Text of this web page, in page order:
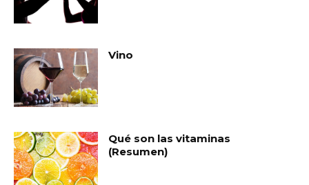
Vino
Qué son las vitaminas
(Resumen)